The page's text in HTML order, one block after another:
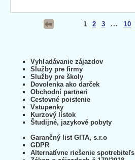
1 2 3 ... 10
Vyhľadávanie zájazdov
Služby pre firmy
Služby pre školy
Dovolenka ako darček
Obchodní partneri
Cestovné poistenie
Vstupenky
Kurzový lístok
Študijné, jazykové pobyty
Garančný list GITA, s.r.o
GDPR
Alternatívne riešenie